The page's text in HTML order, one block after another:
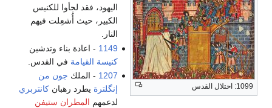
1099: احتلال القدس
اليهود، فقد لجأوا للكنيس
الكبير، حيث أُشعِلت فيهم
النار.
1149 - اعادة بناء وتدشين
كنيسة القيامة في القدس.
1207 - الملك جون من
إنگلترة يطرد رهبان كانتربري
لدعمهم المطران ستيفن